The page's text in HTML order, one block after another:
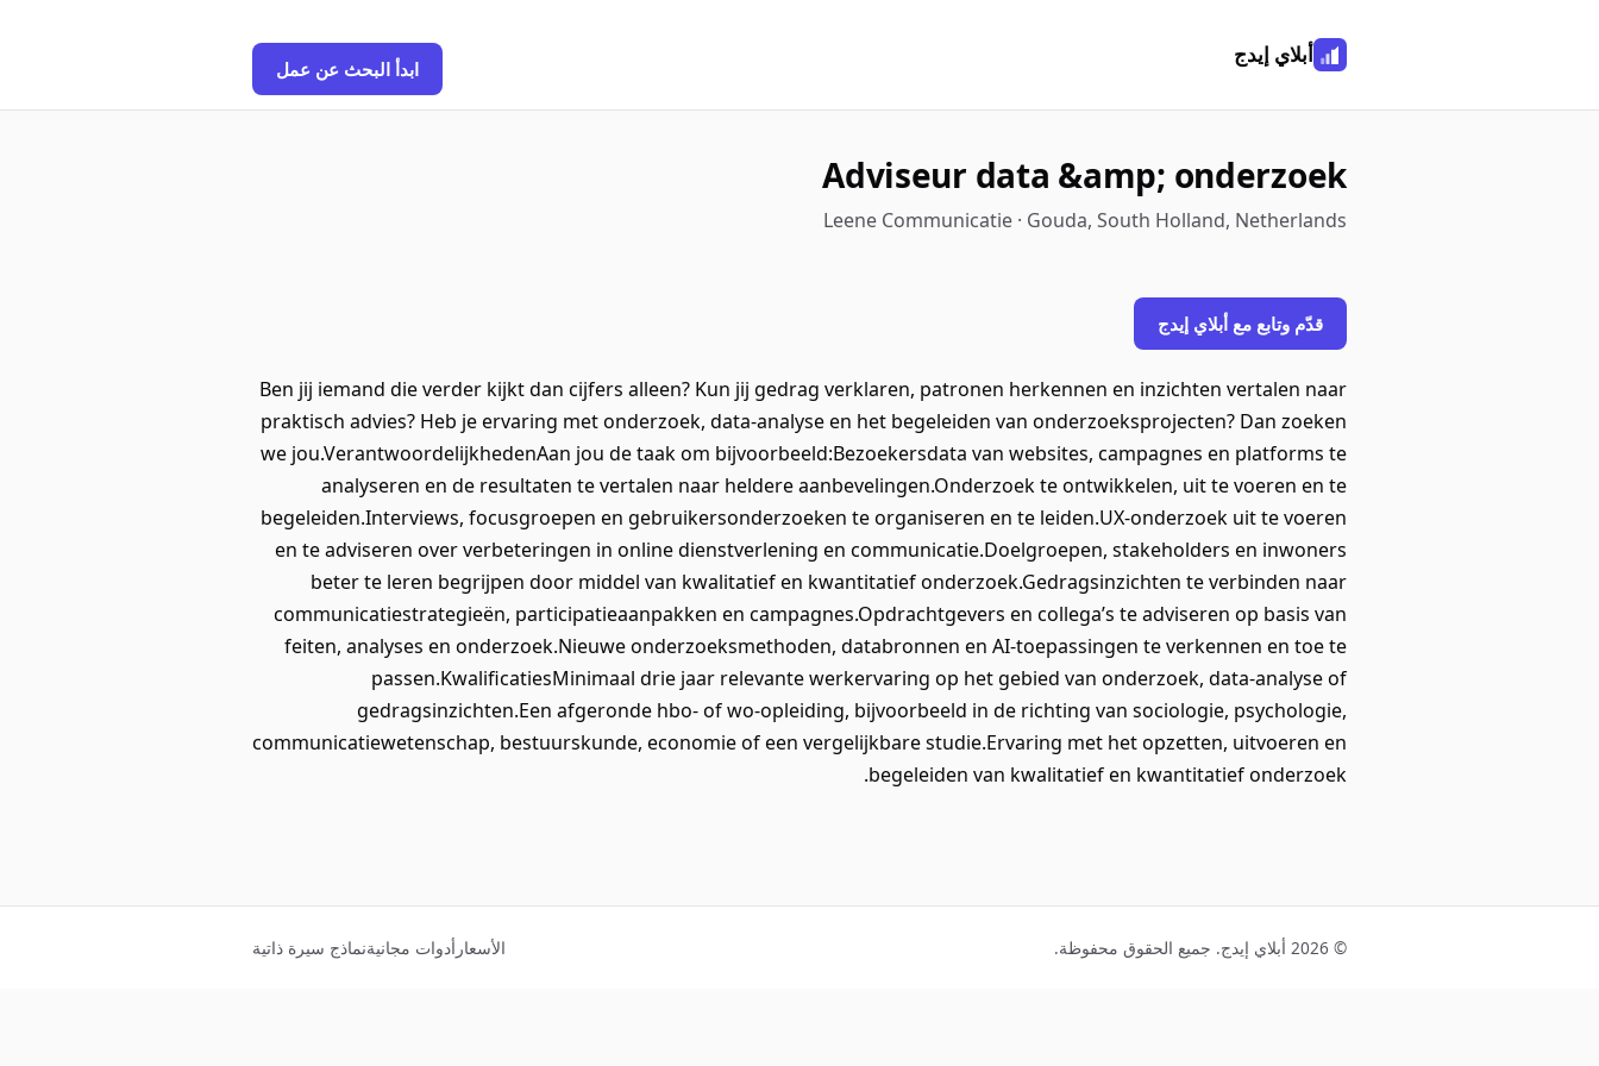
أبلاي إيدج
ابدأ البحث عن عمل
Adviseur data &amp; onderzoek
Leene Communicatie · Gouda, South Holland, Netherlands
قدّم وتابع مع أبلاي إيدج
Ben jij iemand die verder kijkt dan cijfers alleen? Kun jij gedrag verklaren, patronen herkennen en inzichten vertalen naar
praktisch advies? Heb je ervaring met onderzoek, data-analyse en het begeleiden van onderzoeksprojecten? Dan zoeken
we jou.VerantwoordelijkhedenAan jou de taak om bijvoorbeeld:Bezoekersdata van websites, campagnes en platforms te
analyseren en de resultaten te vertalen naar heldere aanbevelingen.Onderzoek te ontwikkelen, uit te voeren en te
begeleiden.Interviews, focusgroepen en gebruikersonderzoeken te organiseren en te leiden.UX-onderzoek uit te voeren
en te adviseren over verbeteringen in online dienstverlening en communicatie.Doelgroepen, stakeholders en inwoners
beter te leren begrijpen door middel van kwalitatief en kwantitatief onderzoek.Gedragsinzichten te verbinden naar
communicatiestrategieën, participatieaanpakken en campagnes.Opdrachtgevers en collega’s te adviseren op basis van
feiten, analyses en onderzoek.Nieuwe onderzoeksmethoden, databronnen en AI-toepassingen te verkennen en toe te
passen.KwalificatiesMinimaal drie jaar relevante werkervaring op het gebied van onderzoek, data-analyse of
gedragsinzichten.Een afgeronde hbo- of wo-opleiding, bijvoorbeeld in de richting van sociologie, psychologie,
communicatiewetenschap, bestuurskunde, economie of een vergelijkbare studie.Ervaring met het opzetten, uitvoeren en
begeleiden van kwalitatief en kwantitatief onderzoek.
© 2026 أبلاي إيدج. جميع الحقوق محفوظة. الأسعار أدوات مجانيةنماذج سيرة ذاتية